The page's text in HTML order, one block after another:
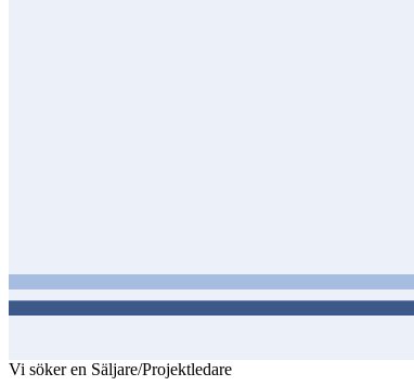
Vi söker en Säljare/Projektledare